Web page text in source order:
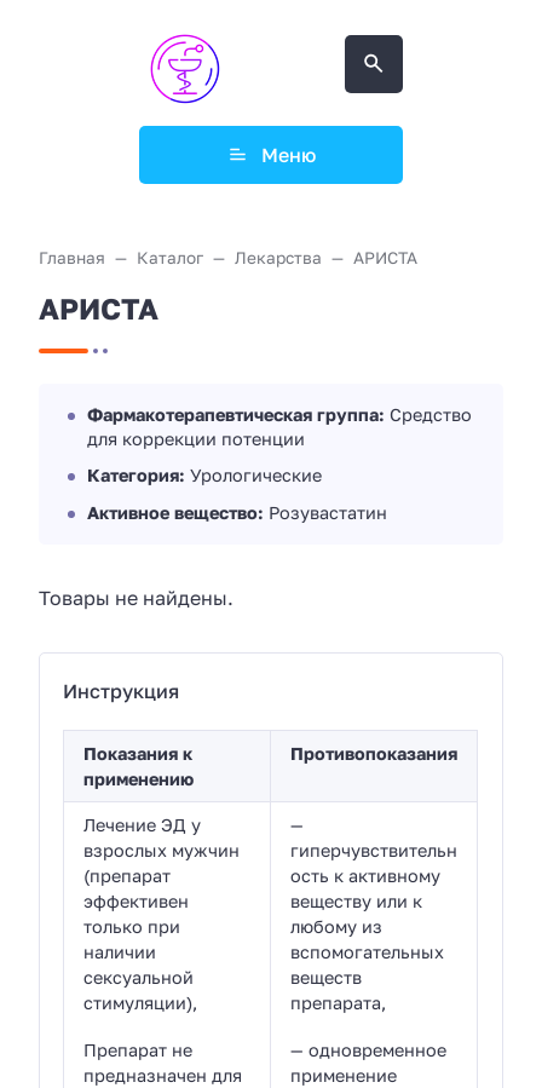
Меню
Главная Каталог Лекарства АРИСТА
АРИСТА
Фармакотерапевтическая группа: Средство
для коррекции потенции
Категория: Урологические
Активное вещество: Розувастатин
Товары не найдены.
Инструкция
Показания к
применению
Противопоказания
Лечение ЭД у
взрослых мужчин
(препарат
эффективен
только при
наличии
сексуальной
стимуляции),
Препарат не
предназначен для
—
гиперчувствительн
ость к активному
веществу или к
любому из
вспомогательных
веществ
препарата,
— одновременное
применение